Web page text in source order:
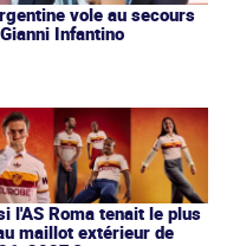
vole au secours
Infantino
l'AS Roma tenait le plus
maillot extérieur de